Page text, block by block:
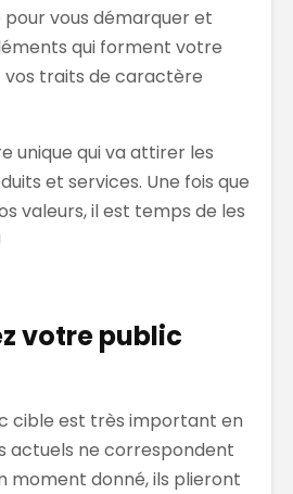
vous démarquer et
qui forment votre
traits de caractère
unique qui va attirer les
et services. Une fois que
valeurs, il est temps de les
votre public
cible est très important en
actuels ne correspondent
moment donné, ils plieront